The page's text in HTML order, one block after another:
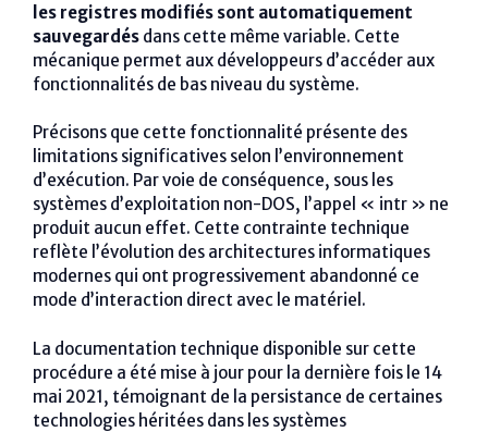
les registres modifiés sont automatiquement
sauvegardés dans cette même variable. Cette
mécanique permet aux développeurs d’accéder aux
fonctionnalités de bas niveau du système.
Précisons que cette fonctionnalité présente des
limitations significatives selon l’environnement
d’exécution. Par voie de conséquence, sous les
systèmes d’exploitation non-DOS, l’appel « intr » ne
produit aucun effet. Cette contrainte technique
reflète l’évolution des architectures informatiques
modernes qui ont progressivement abandonné ce
mode d’interaction direct avec le matériel.
La documentation technique disponible sur cette
procédure a été mise à jour pour la dernière fois le 14
mai 2021, témoignant de la persistance de certaines
technologies héritées dans les systèmes